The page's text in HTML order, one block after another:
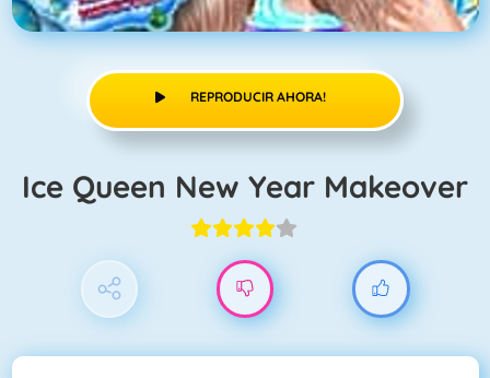
REPRODUCIR AHORA!
Ice Queen New Year Makeover